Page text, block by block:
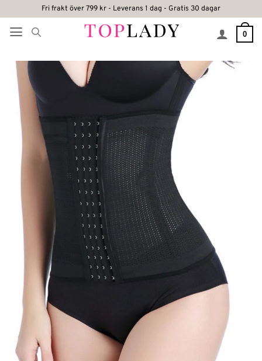
content
Fri frakt över 799 kr - Leverans 1 dag - Gratis 30 dagar
0